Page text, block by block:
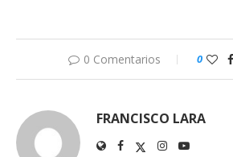
0 Comentarios 0
FRANCISCO LARA